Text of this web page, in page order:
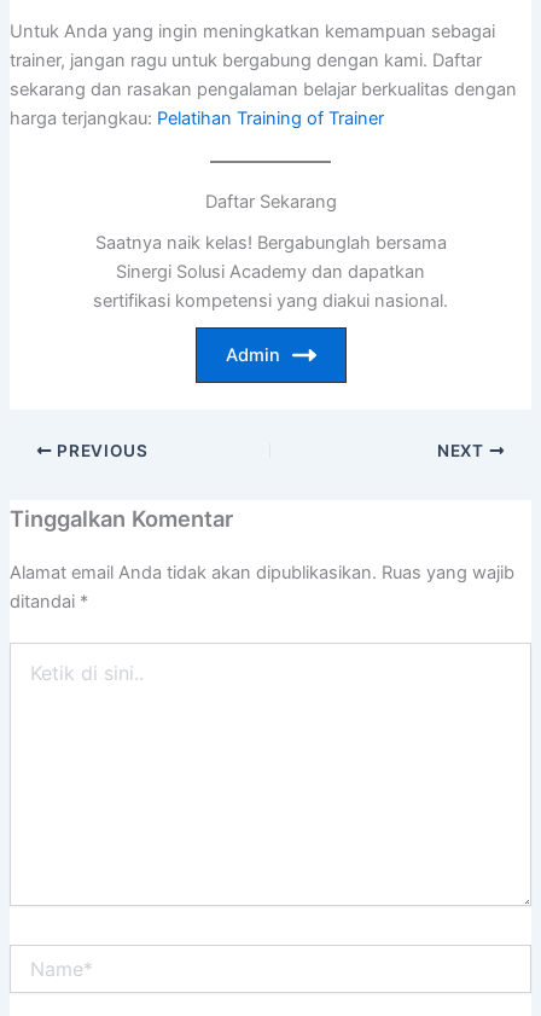
Untuk Anda yang ingin meningkatkan kemampuan sebagai
trainer, jangan ragu untuk bergabung dengan kami. Daftar
sekarang dan rasakan pengalaman belajar berkualitas dengan
harga terjangkau: Pelatihan Training of Trainer
Daftar Sekarang
Saatnya naik kelas! Bergabunglah bersama
Sinergi Solusi Academy dan dapatkan
sertifikasi kompetensi yang diakui nasional.
Admin
PREVIOUS NEXT
Tinggalkan Komentar
Alamat email Anda tidak akan dipublikasikan. Ruas yang wajib
ditandai *